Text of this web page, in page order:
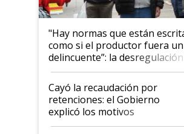
"Hay normas que están
como si el productor fuera un
delincuente”: la desregulación
al Congreso Aapresid y hasta
habló del financiamiento al
Cayó la recaudación por
retenciones: el Gobierno
explicó los motivos